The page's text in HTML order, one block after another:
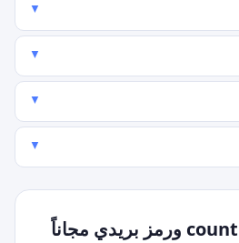
▼
▼
▼
▼
الرمز البريدي country ورمز بريدي مجاناً